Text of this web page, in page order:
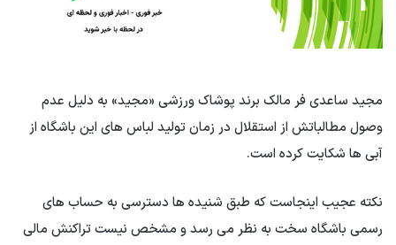
مجید ساعدی فر مالک برند پوشاک ورزشی «مجید» به دلیل عدم
وصول مطالباتش از استقلال در زمان تولید لباس های این باشگاه از
آبی ها شکایت کرده است.
نکته عجیب اینجاست که طبق شنیده ها دسترسی به حساب های
رسمی باشگاه سخت به نظر می رسد و مشخص نیست تراکنش مالی